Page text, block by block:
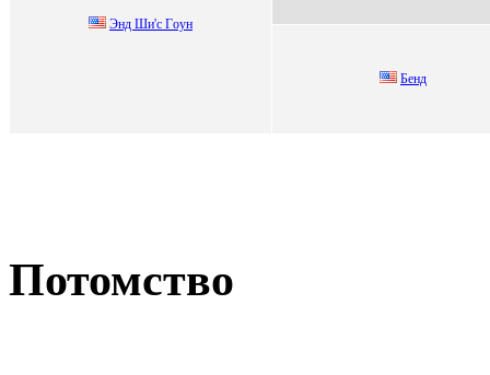
Энд Ши'c Гoун
Бенд
Потомство